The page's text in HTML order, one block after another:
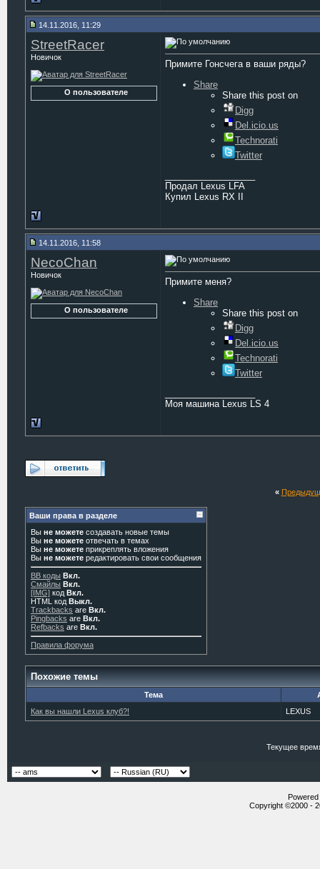
14.11.2016, 11:29
StreetRacer
Новичок
О пользователе
Примите Гонсчега в ваши ряды?
Share
Share this post on
Digg
Del.icio.us
Technorati
Twitter
Продал Lexus LFA
Купил Lexus RX II
14.11.2016, 11:58
NecoChan
Новичок
О пользователе
Примите меня?
Share
Share this post on
Digg
Del.icio.us
Technorati
Twitter
Моя машина Lexus LS 4
«
Ваши права в разделе
Вы не можете создавать новые темы
Вы не можете отвечать в темах
Вы не можете прикреплять вложения
Вы не можете редактировать свои сообщения
BB коды Вкл.
Смайлы Вкл.
[IMG] код Вкл.
HTML код Выкл.
Trackbacks are Вкл.
Pingbacks are Вкл.
Refbacks are Вкл.
Правила форума
Похожие темы
Тема
Как вы нашли Lexus клуб?!
LEXUS
Текущее
Copyright ©2000 -